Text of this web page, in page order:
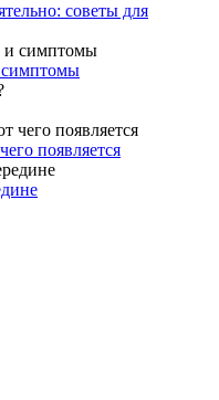
советы для
появляется